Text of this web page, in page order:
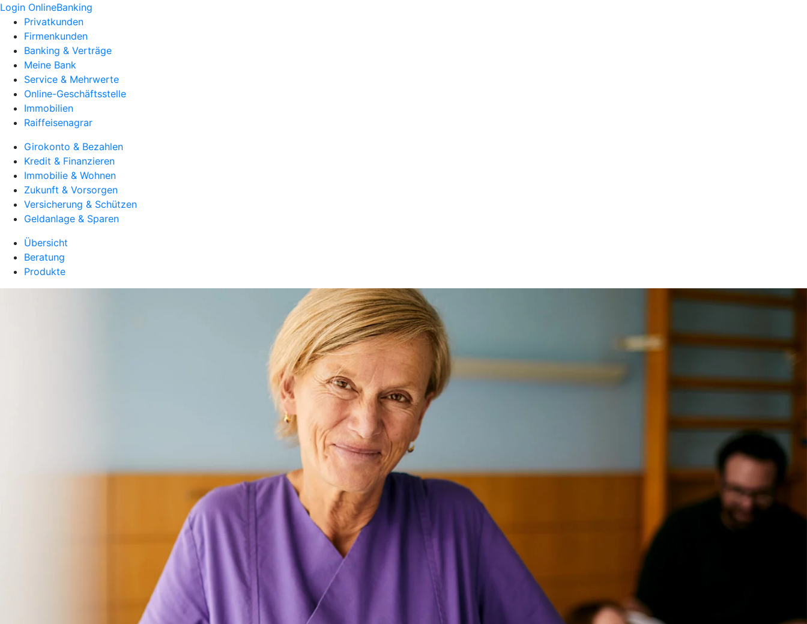
Login OnlineBanking
Privatkunden
Firmenkunden
Banking & Verträge
Meine Bank
Service & Mehrwerte
Online-Geschäftsstelle
Immobilien
Raiffeisenagrar
Girokonto & Bezahlen
Kredit & Finanzieren
Immobilie & Wohnen
Zukunft & Vorsorgen
Versicherung & Schützen
Geldanlage & Sparen
Übersicht
Beratung
Produkte